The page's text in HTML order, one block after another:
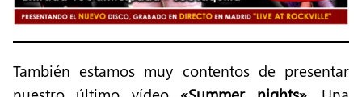
También estamos muy contentos de presentar